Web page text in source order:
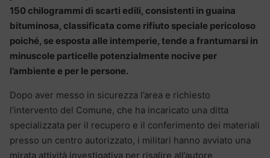
150 chilogrammi di scarti edili, consistenti in guaina
bituminosa, classificata come rifiuto speciale pericoloso
poiché, se esposta alle intemperie, tende a frantumarsi in
minuscole particelle potenzialmente nocive per
l’ambiente e per le persone.
Dopo aver messo in sicurezza l’area e richiesto
l’intervento del Comune, che ha incaricato una ditta
specializzata per il recupero e il conferimento dei materiali
presso un centro autorizzato, i militari hanno avviato una
mirata attività investigativa per risalire all’autore